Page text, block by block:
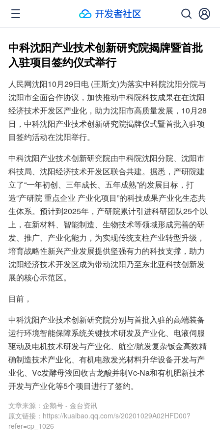
中科沈阳产业技术创新研究院揭牌暨首批
入驻项目签约仪式举行
人民网沈阳10月29日电 (王斯文)为落实中科院沈阳分院与
沈阳市全面合作协议，加快推动中科院科技成果在在沈阳
经济技术开发区产业化，助力沈阳市高质量发展，10月28
日，中科沈阳产业技术创新研究院揭牌仪式暨首批入驻项
目签约活动在沈阳举行。
中科沈阳产业技术创新研究院由中科院沈阳分院、沈阳市
科技局、沈阳经济技术开发区联合共建。据悉，产研院建
立了“一年初创、三年成长、五年成熟”的发展目标，打
造“产研院 重点企业 产业化项目”的科技成果产业化生态共
生体系。预计到2025年，产研院累计引进科研团队25个以
上，在新材料、智能制造、生物技术等领域形成完善的研
发、推广、产业化能力，为实现传统支柱产业转型升级，
培育战略性新兴产业发展提供坚强有力的科技支撑，助力
沈阳经济技术开发区成为带动沈阳乃至东北亚科技创新发
展的核心示范区。
目前，
中科沈阳产业技术创新研究院分别与首批入驻的高端装备
运行环境智能保障系统关键技术研发及产业化、电液伺服
驱动及电机技术研发与产业化、航空/航发复杂钣金高效精
确制造技术产业化、有机电致发光材料升华设备开发与产
业化、Vc发酵母液回收古龙酸并制Vc-Na和有机肥新技术
开发与产业化等5个项目进行了签约。
文章来源： 企鹅号 - 金台资讯
原文链接： https://kuaibao.qq.com/s/20201029A02HFD00?
refer=cp_1026